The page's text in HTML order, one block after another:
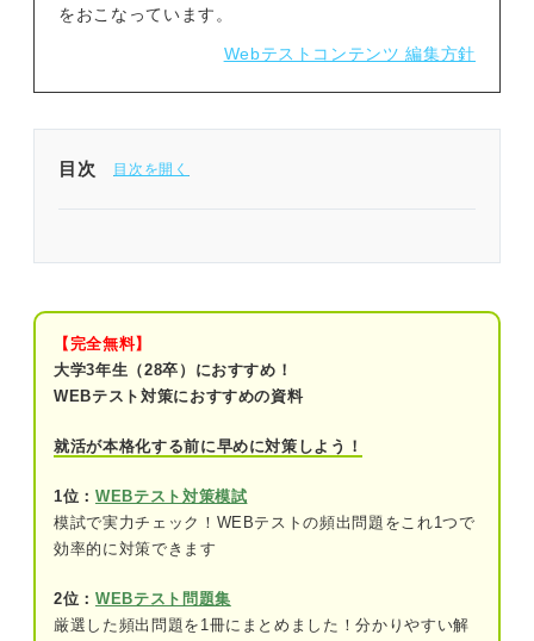
をおこなっています。
Webテストコンテンツ 編集方針
目次
y=aのグラフ
y=x^2のグラフ
円(x^2＋y^2＝r^2)のグラフ
【完全無料】
大学3年生（28卒）におすすめ！
WEBテスト対策におすすめの資料
就活が本格化する前に早めに対策しよう！
1位： WEBテスト対策模試
模試で実力チェック！WEBテストの頻出問題をこれ1つで
効率的に対策できます
2位： WEBテスト問題集
厳選した頻出問題を1冊にまとめました！分かりやすい解